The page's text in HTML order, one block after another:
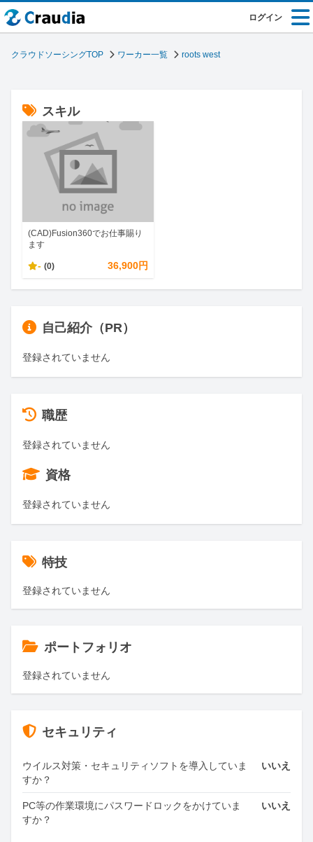
ログイン
クラウドソーシングTOP ワーカー一覧 roots west
スキル
(CAD)Fusion360でお仕事賜り
ます
- (0) 36,900円
自己紹介（PR）
登録されていません
職歴
登録されていません
資格
登録されていません
特技
登録されていません
ポートフォリオ
登録されていません
セキュリティ
ウイルス対策・セキュリティソフトを導入していま
すか？
いいえ
PC等の作業環境にパスワードロックをかけていま
すか？
いいえ